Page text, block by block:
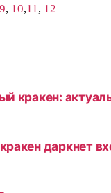
9, 10,11 , 12
кракен:
даркнет